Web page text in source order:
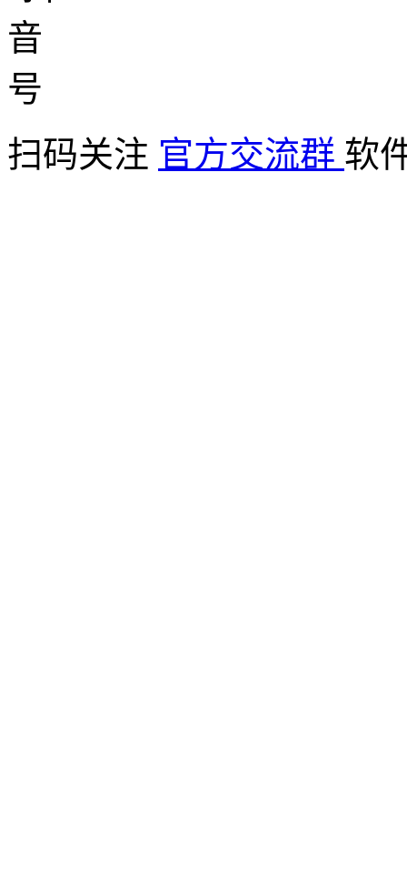
扫码关注 官方交流群 软